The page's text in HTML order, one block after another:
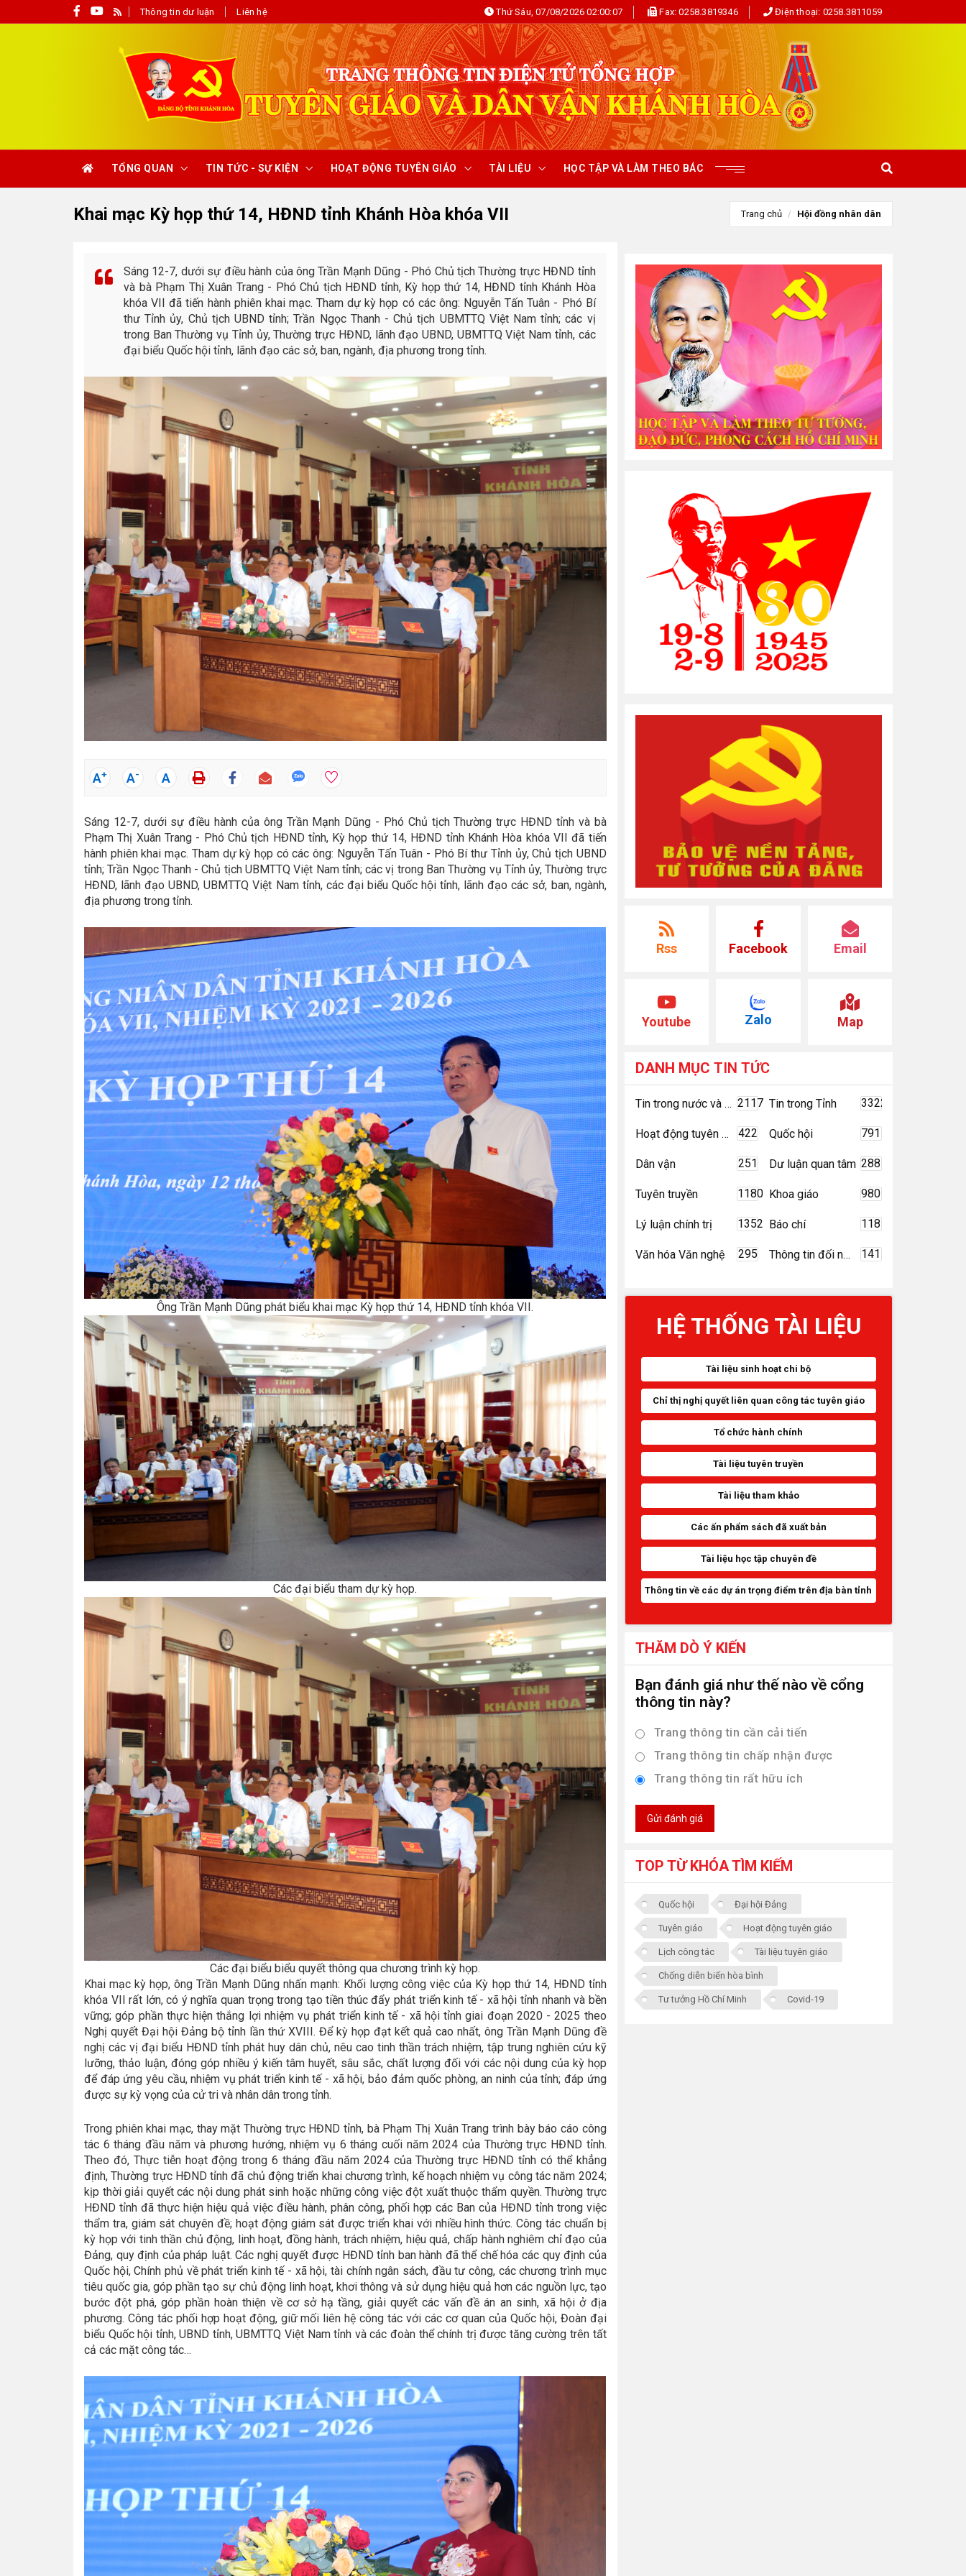
Thông tin dư luận Liên hệ Thứ Sáu, 07/08/2026 02:00:07 Fax:0258.3819346 Điện thoại: 0258.3811059
TỔNG QUAN TIN TỨC - SỰ KIỆN HOẠT ĐỘNG TUYÊN GIÁO TÀI LIỆU HỌC TẬP VÀ LÀM THEO BÁC
Khai mạc Kỳ họp thứ 14, HĐND tỉnh Khánh Hòa khóa VII Trang chủ Hội đồng nhân dân
Sáng 12-7, dưới sự điều hành của ông Trần Mạnh Dũng - Phó Chủ tịch Thường trực HĐND tỉnh
và bà Phạm Thị Xuân Trang - Phó Chủ tịch HĐND tỉnh, Kỳ họp thứ 14, HĐND tỉnh Khánh Hòa
khóa VII đã tiến hành phiên khai mạc. Tham dự kỳ họp có các ông: Nguyễn Tấn Tuân - Phó Bí
thư Tỉnh ủy, Chủ tịch UBND tỉnh; Trần Ngọc Thanh - Chủ tịch UBMTTQ Việt Nam tỉnh; các vị
trong Ban Thường vụ Tỉnh ủy, Thường trực HĐND, lãnh đạo UBND, UBMTTQ Việt Nam tỉnh, các
đại biểu Quốc hội tỉnh, lãnh đạo các sở, ban, ngành, địa phương trong tỉnh.
A+ A- A
Sáng 12-7, dưới sự điều hành của ông Trần Mạnh Dũng - Phó Chủ tịch Thường trực HĐND tỉnh và bà
Phạm Thị Xuân Trang - Phó Chủ tịch HĐND tỉnh, Kỳ họp thứ 14, HĐND tỉnh Khánh Hòa khóa VII đã tiến
hành phiên khai mạc. Tham dự kỳ họp có các ông: Nguyễn Tấn Tuân - Phó Bí thư Tỉnh ủy, Chủ tịch UBND
tỉnh; Trần Ngọc Thanh - Chủ tịch UBMTTQ Việt Nam tỉnh; các vị trong Ban Thường vụ Tỉnh ủy, Thường trực
HĐND, lãnh đạo UBND, UBMTTQ Việt Nam tỉnh, các đại biểu Quốc hội tỉnh, lãnh đạo các sở, ban, ngành,
địa phương trong tỉnh.
Ông Trần Mạnh Dũng phát biểu khai mạc Kỳ họp thứ 14, HĐND tỉnh khóa VII.
Các đại biểu tham dự kỳ họp.
Các đại biểu biểu quyết thông qua chương trình kỳ họp.
Khai mạc kỳ họp, ông Trần Mạnh Dũng nhấn mạnh: Khối lượng công việc của Kỳ họp thứ 14, HĐND tỉnh
khóa VII rất lớn, có ý nghĩa quan trọng trong tạo tiền thúc đẩy phát triển kinh tế - xã hội tỉnh nhanh và bền
vững; góp phần thực hiện thắng lợi nhiệm vụ phát triển kinh tế - xã hội tỉnh giai đoạn 2020 - 2025 theo
Nghị quyết Đại hội Đảng bộ tỉnh lần thứ XVIII. Để kỳ họp đạt kết quả cao nhất, ông Trần Mạnh Dũng đề
nghị các vị đại biểu HĐND tỉnh phát huy dân chủ, nêu cao tinh thần trách nhiệm, tập trung nghiên cứu kỹ
lưỡng, thảo luận, đóng góp nhiều ý kiến tâm huyết, sâu sắc, chất lượng đối với các nội dung của kỳ họp
để đáp ứng yêu cầu, nhiệm vụ phát triển kinh tế - xã hội, bảo đảm quốc phòng, an ninh của tỉnh; đáp ứng
được sự kỳ vọng của cử tri và nhân dân trong tỉnh.
Trong phiên khai mạc, thay mặt Thường trực HĐND tỉnh, bà Phạm Thị Xuân Trang trình bày báo cáo công
tác 6 tháng đầu năm và phương hướng, nhiệm vụ 6 tháng cuối năm 2024 của Thường trực HĐND tỉnh.
Theo đó, Thực tiễn hoạt động trong 6 tháng đầu năm 2024 của Thường trực HĐND tỉnh có thể khẳng
định, Thường trực HĐND tỉnh đã chủ động triển khai chương trình, kế hoạch nhiệm vụ công tác năm 2024;
kịp thời giải quyết các nội dung phát sinh hoặc những công việc đột xuất thuộc thẩm quyền. Thường trực
HĐND tỉnh đã thực hiện hiệu quả việc điều hành, phân công, phối hợp các Ban của HĐND tỉnh trong việc
thẩm tra, giám sát chuyên đề; hoạt động giám sát được triển khai với nhiều hình thức. Công tác chuẩn bị
kỳ họp với tinh thần chủ động, linh hoạt, đồng hành, trách nhiệm, hiệu quả, chấp hành nghiêm chỉ đạo của
Đảng, quy định của pháp luật. Các nghị quyết được HĐND tỉnh ban hành đã thể chế hóa các quy định của
Quốc hội, Chính phủ về phát triển kinh tế - xã hội, tài chính ngân sách, đầu tư công, các chương trình mục
tiêu quốc gia, góp phần tạo sự chủ động linh hoạt, khơi thông và sử dụng hiệu quả hơn các nguồn lực, tạo
bước đột phá, góp phần hoàn thiện về cơ sở hạ tầng, giải quyết các vấn đề án an sinh, xã hội ở địa
phương. Công tác phối hợp hoạt động, giữ mối liên hệ công tác với các cơ quan của Quốc hội, Đoàn đại
biểu Quốc hội tỉnh, UBND tỉnh, UBMTTQ Việt Nam tỉnh và các đoàn thể chính trị được tăng cường trên tất
cả các mặt công tác…
Rss Facebook Email
Youtube Zalo Map
DANH MỤC TIN TỨC
Tin trong nước và quốc tế 2117 Tin trong Tỉnh 3322
Hoạt động tuyên giáo 422 Quốc hội 791
Dân vận 251 Dư luận quan tâm 288
Tuyên truyền 1180 Khoa giáo 980
Lý luận chính trị 1352 Báo chí 118
Văn hóa Văn nghệ 295 Thông tin đối ngoại 141
HỆ THỐNG TÀI LIỆU
Tài liệu sinh hoạt chi bộ
Chỉ thị nghị quyết liên quan công tác tuyên giáo
Tổ chức hành chính
Tài liệu tuyên truyền
Tài liệu tham khảo
Các ấn phẩm sách đã xuất bản
Tài liệu học tập chuyên đề
Thông tin về các dự án trọng điểm trên địa bàn tỉnh
THĂM DÒ Ý KIẾN
Bạn đánh giá như thế nào về cổng
thông tin này?
Trang thông tin cần cải tiến
Trang thông tin chấp nhận được
Trang thông tin rất hữu ích
Gửi đánh giá
TOP TỪ KHÓA TÌM KIẾM
Quốc hội Đại hội Đảng
Tuyên giáo Hoạt động tuyên giáo
Lịch công tác Tài liệu tuyên giáo
Chống diễn biến hòa bình
Tư tưởng Hồ Chí Minh Covid-19